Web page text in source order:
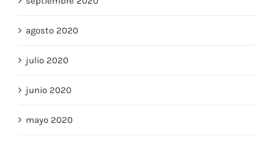
agosto 2020
julio 2020
junio 2020
mayo 2020